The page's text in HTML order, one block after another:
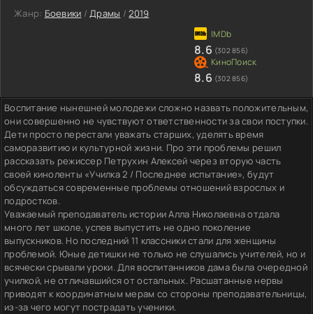
Жанр: Боевики /Драмы /2019
8.6 (302 856)
8.6 (302 856)
Воспитание нынешней молодежи сложно назвать положительным,
они совершенно не чувствуют ответственности за свои поступки.
Дети просто перестали уважать старших, уделять время
саморазвитию и культурной жизни. Про эти проблемы решил
рассказать режиссер Петрухин Алексей через вторую часть
своей киноленты «Училка 2 / Последнее испытание», будут
обсуждаться современные проблемы отношений взрослых и
подростков.
Уважаемый преподаватель истории Алла Николаевна отдала
много лет школе, успев выпустить не одно поколение
выпускников. Но последний 11 классники стали для женщины
проблемой. Юные детишки не только не слушались учителей, но и
всячески срывали уроки. Для воспитанников дама была очередной
училкой, не отличавшийся от остальных. Расшатанные нервы
приводят к координатным мерам со стороны преподавательницы,
из-за чего могут пострадать ученики.